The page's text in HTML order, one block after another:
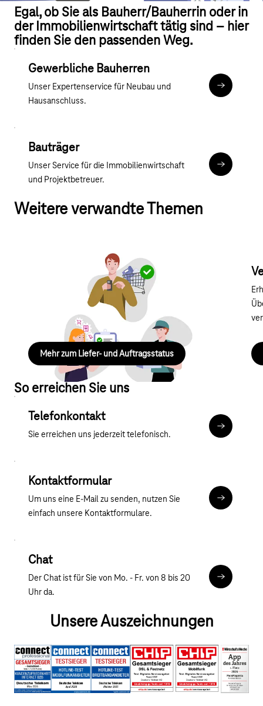
Egal, ob Sie als Bauherr/Bauherrin oder in
der Immobilienwirtschaft tätig sind – hier
finden Sie den passenden Weg.
Gewerbliche Bauherren
Unser Expertenservice für Neubau und
Hausanschluss.
Zu den
Bauträger
Unser Service für die Immobilienwirtschaft
und Projektbetreuer.
Zum
Weitere verwandte Themen
Liefer- und Auftragsstatus
Hier erfahren Sie alles zum Stand Ihrer Bestellung
und/oder Lieferung.
Mehr zum Liefer- und Auftragsstatus
So erreichen Sie uns
Telefonkontakt
Sie erreichen uns jederzeit telefonisch. Mehr zum
Kontaktformular
Um uns eine E-Mail zu senden, nutzen Sie
einfach unsere Kontaktformulare.
Chat
Der Chat ist für Sie von Mo. - Fr. von 8 bis 20
Uhr da.
Chat
Unsere Auszeichnungen